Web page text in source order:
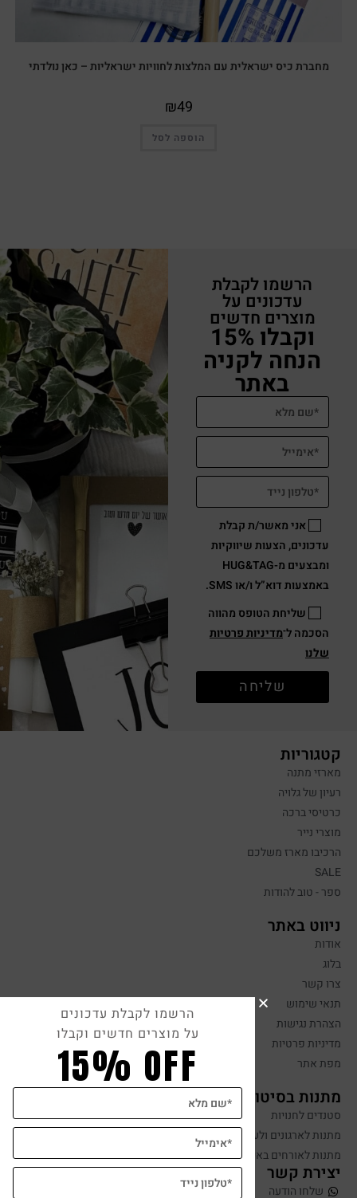
מחברת כיס ישראלית עם המלצות לחוויות ישראליות – כאן נולדתי
₪49
הוספה לסל
הרשמו לקבלת
עדכונים על
מוצרים חדשים
וקבלו 15%
הנחה לקניה
באתר
אני מאשר/ת קבלת
עדכונים, הצעות שיווקיות
ומבצעים מ-HUG&TAG
באמצעות דוא”ל ו/או SMS.
שליחת הטופס מהווה
הסכמה ל־מדיניות פרטיות
שלנו
שליחה
קטגוריות
מארזי מתנה
רעיון של גלויה
כרטיסי ברכה
מוצרי נייר
הרכיבו מארז משלכם
SALE
ספר - טוב להודות
ניווט באתר
אודות
בלוג
צרו קשר
תנאי שימוש
הצהרת נגישות
מדיניות פרטיות
מפת אתר
מתנות בסיטונאות
סטנדים לחנויות
מתנות לארגונים ולעובדים
מתנות לאורחים באירועים
יצירת קשר
שלחו הודעה
הרשמו לקבלת עדכונים
על מוצרים חדשים וקבלו
15% OFF